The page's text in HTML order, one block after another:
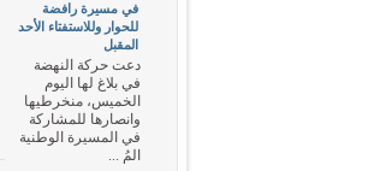
في مسيرة رافضة
للحوار وللاستفتاء الأحد
المقبل
دعت حركة النهضة
في بلاغ لها اليوم
الخميس، منخرطيها
وانصارها للمشاركة
في المسيرة الوطنية
المُ ...